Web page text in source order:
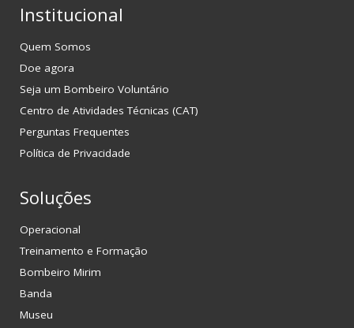
Transparência
Contato
Institucional
Quem Somos
Doe agora
Seja um Bombeiro Voluntário
Centro de Atividades Técnicas (CAT)
Perguntas Frequentes
Política de Privacidade
Soluções
Operacional
Treinamento e Formação
Bombeiro Mirim
Banda
Museu